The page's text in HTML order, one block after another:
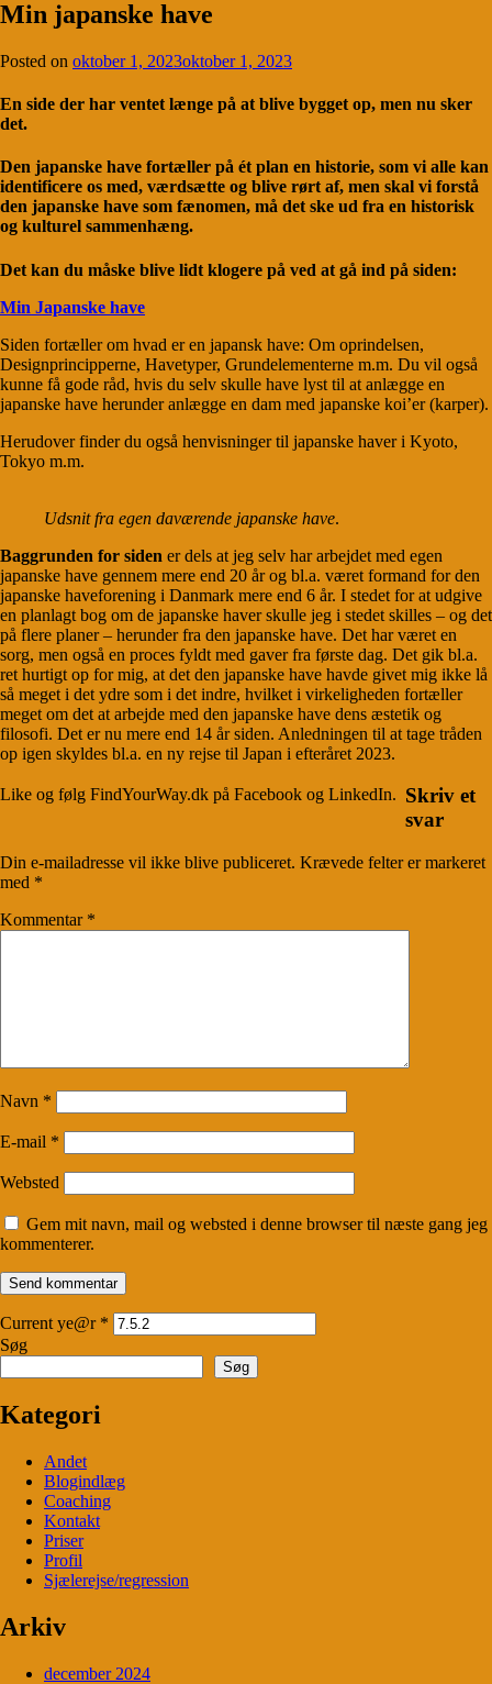
Min japanske have
Posted on oktober 1, 2023oktober 1, 2023
En side der har ventet længe på at blive bygget op, men nu sker
det.
Den japanske have fortæller på ét plan en historie, som vi alle kan
identificere os med, værdsætte og blive rørt af, men skal vi forstå
den japanske have som fænomen, må det ske ud fra en historisk
og kulturel sammenhæng.
Det kan du måske blive lidt klogere på ved at gå ind på siden:
Min Japanske have
Siden fortæller om hvad er en japansk have: Om oprindelsen,
Designprincipperne, Havetyper, Grundelementerne m.m. Du vil også
kunne få gode råd, hvis du selv skulle have lyst til at anlægge en
japanske have herunder anlægge en dam med japanske koi’er (karper).
Herudover finder du også henvisninger til japanske haver i Kyoto,
Tokyo m.m.
Udsnit fra egen daværende japanske have.
Baggrunden for siden er dels at jeg selv har arbejdet med egen
japanske have gennem mere end 20 år og bl.a. været formand for den
japanske haveforening i Danmark mere end 6 år. I stedet for at udgive
en planlagt bog om de japanske haver skulle jeg i stedet skilles – og det
på flere planer – herunder fra den japanske have. Det har været en
sorg, men også en proces fyldt med gaver fra første dag. Det gik bl.a.
ret hurtigt op for mig, at det den japanske have havde givet mig ikke lå
så meget i det ydre som i det indre, hvilket i virkeligheden fortæller
meget om det at arbejde med den japanske have dens æstetik og
filosofi. Det er nu mere end 14 år siden. Anledningen til at tage tråden
op igen skyldes bl.a. en ny rejse til Japan i efteråret 2023.
Like og følg FindYourWay.dk på Facebook og LinkedIn. Skriv et
svar
Din e-mailadresse vil ikke blive publiceret. Krævede felter er markeret
med *
Kommentar *
Navn *
E-mail *
Websted
Gem mit navn, mail og websted i denne browser til næste gang jeg
kommenterer.
Current ye@r *
Søg
Søg
Kategori
Andet
Blogindlæg
Coaching
Kontakt
Priser
Profil
Sjælerejse/regression
Arkiv
december 2024